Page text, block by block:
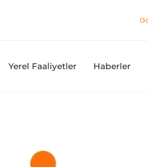
Yerel Faaliyetler Haberler